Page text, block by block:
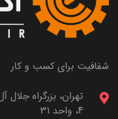
شفافیت برای کسب و کار
4، واحد 31